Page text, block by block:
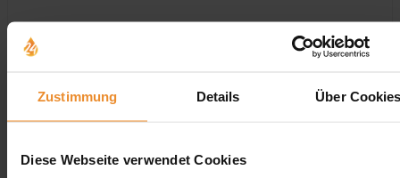
Zustimmung Details Über
Diese Webseite verwendet Cookies
Jetzt individuelle Anfrage senden. Klicken Sie